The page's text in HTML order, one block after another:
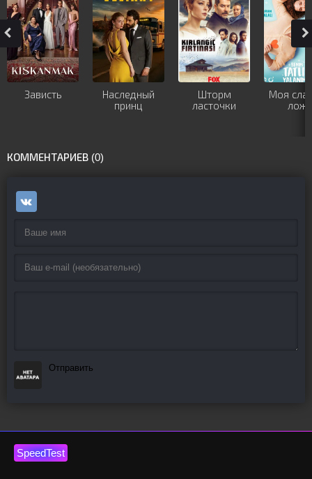
Зависть
Наследный
принц
Шторм
ласточки
Моя
ложь
КОММЕНТАРИЕВ (0)
Отправить
SpeedTest